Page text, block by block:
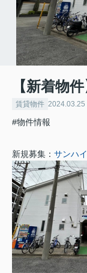
【新着物
賃貸物件 2024.03.25
#物件情報
新規募集： サンハ